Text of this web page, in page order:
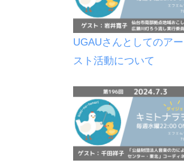
UGAUさんとしてのア
スト活動について